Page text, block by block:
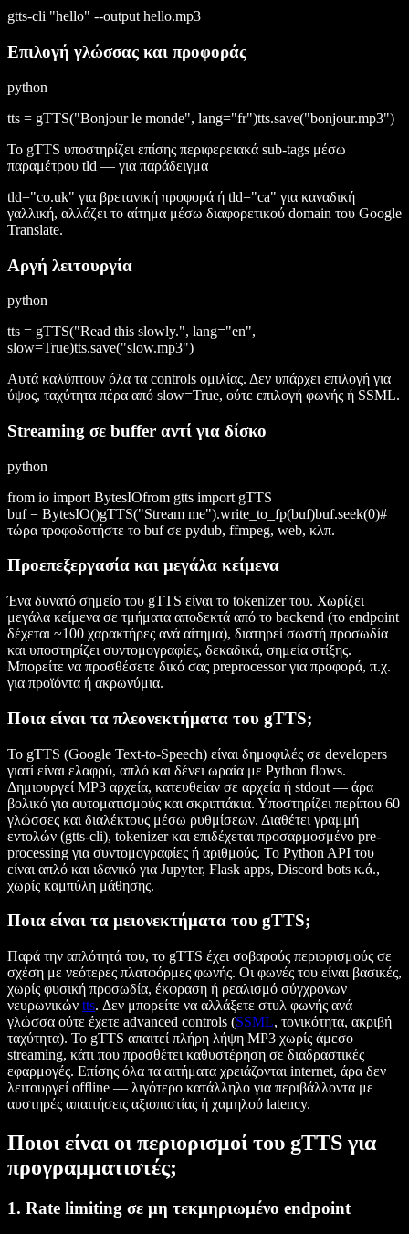
gtts-cli "hello" --output hello.mp3
Επιλογή γλώσσας και προφοράς
python
tts = gTTS("Bonjour le monde", lang="fr")tts.save("bonjour.mp3")
Το gTTS υποστηρίζει επίσης περιφερειακά sub-tags μέσω
παραμέτρου tld — για παράδειγμα
tld="co.uk" για βρετανική προφορά ή tld="ca" για καναδική
γαλλική, αλλάζει το αίτημα μέσω διαφορετικού domain του Google
Translate.
Αργή λειτουργία
python
tts = gTTS("Read this slowly.", lang="en",
slow=True)tts.save("slow.mp3")
Αυτά καλύπτουν όλα τα controls ομιλίας. Δεν υπάρχει επιλογή για
ύψος, ταχύτητα πέρα από slow=True, ούτε επιλογή φωνής ή SSML.
Streaming σε buffer αντί για δίσκο
python
from io import BytesIOfrom gtts import gTTS
buf = BytesIO()gTTS("Stream me").write_to_fp(buf)buf.seek(0)#
τώρα τροφοδοτήστε το buf σε pydub, ffmpeg, web, κλπ.
Προεπεξεργασία και μεγάλα κείμενα
Ένα δυνατό σημείο του gTTS είναι το tokenizer του. Χωρίζει
μεγάλα κείμενα σε τμήματα αποδεκτά από το backend (το endpoint
δέχεται ~100 χαρακτήρες ανά αίτημα), διατηρεί σωστή προσωδία
και υποστηρίζει συντομογραφίες, δεκαδικά, σημεία στίξης.
Μπορείτε να προσθέσετε δικό σας preprocessor για προφορά, π.χ.
για προϊόντα ή ακρωνύμια.
Ποια είναι τα πλεονεκτήματα του gTTS;
Το gTTS (Google Text-to-Speech) είναι δημοφιλές σε developers
γιατί είναι ελαφρύ, απλό και δένει ωραία με Python flows.
Δημιουργεί MP3 αρχεία, κατευθείαν σε αρχεία ή stdout — άρα
βολικό για αυτοματισμούς και σκριπτάκια. Υποστηρίζει περίπου 60
γλώσσες και διαλέκτους μέσω ρυθμίσεων. Διαθέτει γραμμή
εντολών (gtts-cli), tokenizer και επιδέχεται προσαρμοσμένο pre-
processing για συντομογραφίες ή αριθμούς. Το Python API του
είναι απλό και ιδανικό για Jupyter, Flask apps, Discord bots κ.ά.,
χωρίς καμπύλη μάθησης.
Ποια είναι τα μειονεκτήματα του gTTS;
Παρά την απλότητά του, το gTTS έχει σοβαρούς περιορισμούς σε
σχέση με νεότερες πλατφόρμες φωνής. Οι φωνές του είναι βασικές,
χωρίς φυσική προσωδία, έκφραση ή ρεαλισμό σύγχρονων
νευρωνικών tts. Δεν μπορείτε να αλλάξετε στυλ φωνής ανά
γλώσσα ούτε έχετε advanced controls (SSML, τονικότητα, ακριβή
ταχύτητα). Το gTTS απαιτεί πλήρη λήψη MP3 χωρίς άμεσο
streaming, κάτι που προσθέτει καθυστέρηση σε διαδραστικές
εφαρμογές. Επίσης όλα τα αιτήματα χρειάζονται internet, άρα δεν
λειτουργεί offline — λιγότερο κατάλληλο για περιβάλλοντα με
αυστηρές απαιτήσεις αξιοπιστίας ή χαμηλού latency.
Ποιοι είναι οι περιορισμοί του gTTS για
προγραμματιστές;
1. Rate limiting σε μη τεκμηριωμένο endpoint